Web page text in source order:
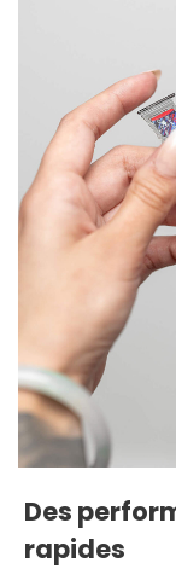
Des
rapides